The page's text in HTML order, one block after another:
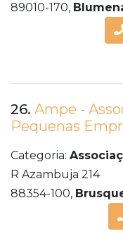
89010-170,
26. Ampe -
Pequenas
Categoria:
R Azambuja 214
88354-100,